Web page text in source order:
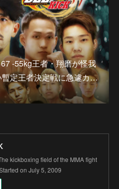
-55kg王者・翔磨が怪我
定王者決定戦に急遽カ…
kickboxing field of the MMA fight
on July 5, 2009